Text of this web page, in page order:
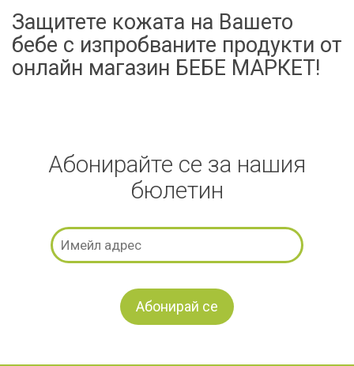
Защитете кожата на Вашето
бебе с изпробваните продукти от
онлайн магазин БЕБЕ МАРКЕТ!
Абонирайте се за нашия
бюлетин